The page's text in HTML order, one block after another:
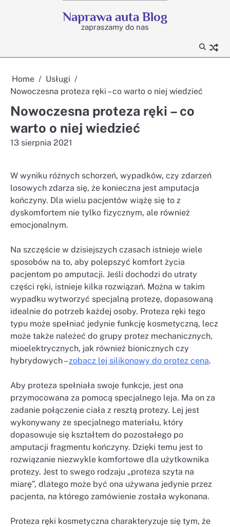
Naprawa auta Blog
zapraszamy do nas
Home
Usługi
Nowoczesna proteza ręki – co warto o niej wiedzieć
Nowoczesna proteza ręki – co
warto o niej wiedzieć
13 sierpnia 2021
W wyniku różnych schorzeń, wypadków, czy zdarzeń
losowych zdarza się, że konieczna jest amputacja
kończyny. Dla wielu pacjentów wiążę się to z
dyskomfortem nie tylko fizycznym, ale również
emocjonalnym.
Na szczęście w dzisiejszych czasach istnieje wiele
sposobów na to, aby polepszyć komfort życia
pacjentom po amputacji. Jeśli dochodzi do utraty
części ręki, istnieje kilka rozwiązań. Można w takim
wypadku wytworzyć specjalną protezę, dopasowaną
idealnie do potrzeb każdej osoby. Proteza ręki tego
typu może spełniać jedynie funkcję kosmetyczną, lecz
może także należeć do grupy protez mechanicznych,
mioelektrycznych, jak również bionicznych czy
hybrydowych –zobacz lej silikonowy do protez cena.
Aby proteza spełniała swoje funkcje, jest ona
przymocowana za pomocą specjalnego leja. Ma on za
zadanie połączenie ciała z resztą protezy. Lej jest
wykonywany ze specjalnego materiału, który
dopasowuje się kształtem do pozostałego po
amputacji fragmentu kończyny. Dzięki temu jest to
rozwiązanie niezwykle komfortowe dla użytkownika
protezy. Jest to swego rodzaju „proteza szyta na
miarę”, dlatego może być ona używana jedynie przez
pacjenta, na którego zamówienie została wykonana.
Proteza ręki kosmetyczna charakteryzuje się tym, że